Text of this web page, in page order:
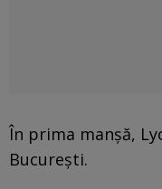
În prima manșă,
București.